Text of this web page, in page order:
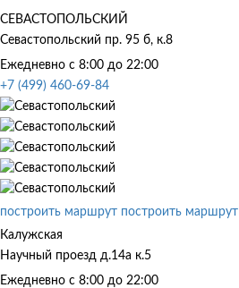
СЕВАСТОПОЛЬСКИЙ
Севастопольский пр. 95 б, к.8
Ежедневно с 8:00 до 22:00
+7 (499) 460-69-84
построить маршрут построить маршрут
Калужская
Научный проезд д.14а к.5
Ежедневно с 8:00 до 22:00